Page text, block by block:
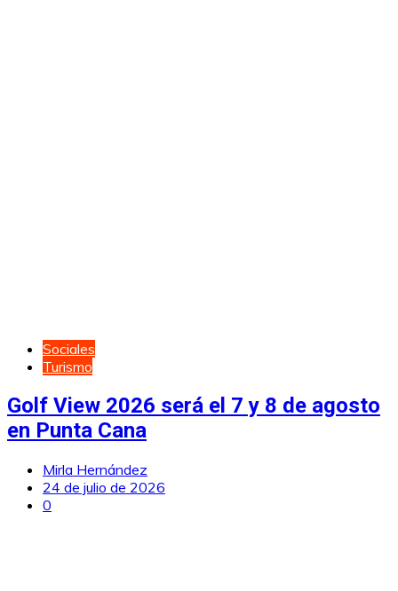
Sociales
Turismo
Golf View 2026 será el 7 y 8 de agosto
en Punta Cana
Mirla Hernández
24 de julio de 2026
0